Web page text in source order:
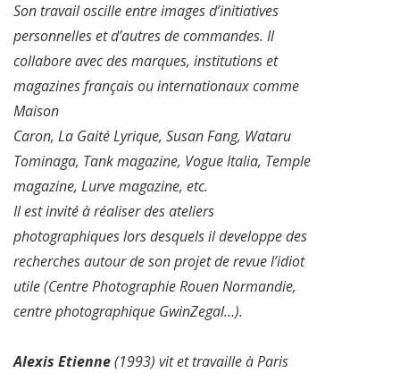
Son travail oscille entre images d’initiatives
personnelles et d’autres de commandes. Il
collabore avec des marques, institutions et
magazines français ou internationaux comme
Maison
Caron, La Gaité Lyrique, Susan Fang, Wataru
Tominaga, Tank magazine, Vogue Italia, Temple
magazine, Lurve magazine, etc.
Il est invité à réaliser des ateliers
photographiques lors desquels il developpe des
recherches autour de son projet de revue l’idiot
utile (Centre Photographie Rouen Normandie,
centre photographique GwinZegal…).
Alexis Etienne(1993) vit et travaille à Paris